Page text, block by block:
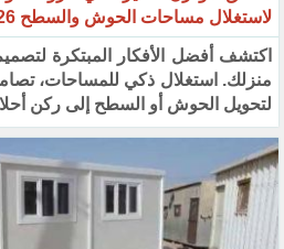
لاستغلال مساحات الحوش والسطح 2026
اكتشف أفضل الأفكار المبتكرة
منزلك. استغلال ذكي للمساحات،
لتحويل الحوش أو السطح إلى ركن